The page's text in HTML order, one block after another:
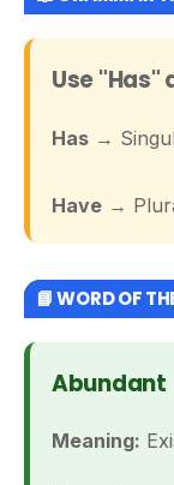
Use "Has"
Has →
Have →
📘 WORD OF
Abundant
Meaning: